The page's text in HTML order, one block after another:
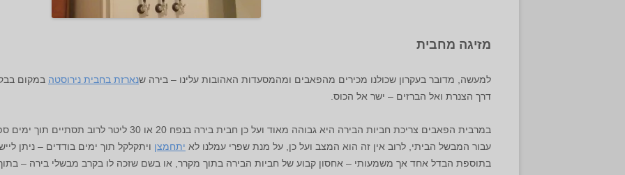
מזיגה מחבית
למעשה, מדובר בעקרון שכולנו מכירים מהפאבים ומהמסעדות האהובות עלינו – בירה שנארזת בחבית נירוסטה
דרך הצנרת ואל הברזים – ישר אל הכוס.
במרבית הפאבים צריכת חביות הבירה היא גבוהה מאוד ועל כן חבית בירה בנפח 20 או 30 ליטר לרוב תסתיים תוך ימים ספורים.
עבור המבשל הביתי, לרוב אין זה הוא המצב ועל כן, על מנת שפרי עמלנו לא יתחמצן ויתקלקל תוך ימים בודדים – ניתן
בתוספת הבדל אחד אך משמעותי – אחסון קבוע של חביות הבירה בתוך מקרר, או בשם שזכה לו בקרב מבשלי בירה –